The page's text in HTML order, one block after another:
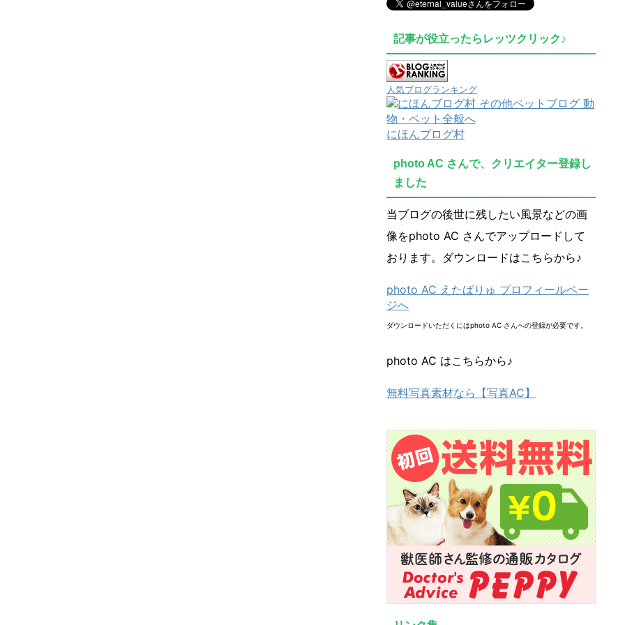
記事が役立ったらレッツクリック♪
人気ブログランキング
にほんブログ村
photo AC さんで、クリエイター登録し
ました
当ブログの後世に残したい風景などの画
像をphoto AC さんでアップロードして
おります。ダウンロードはこちらから♪
photo AC えたばりゅ プロフィールペー
ジへ
ダウンロードいただくにはphoto AC さんへの登録が必要です。
photo AC はこちらから♪
無料写真素材なら【写真AC】